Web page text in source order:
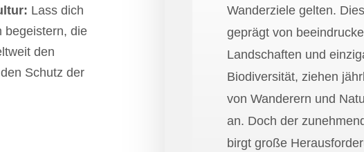
Lass dich
begeistern, die
den
Schutz der
Wanderziele gelten.
geprägt von
Landschaften und
Biodiversität, ziehen
von Wanderern und
an. Doch der
birgt große